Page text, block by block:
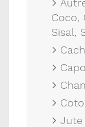
Coco,
Sisal,
Jute